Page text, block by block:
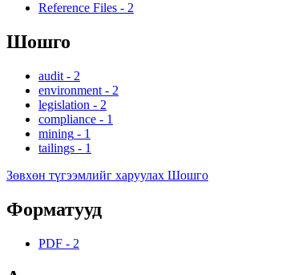
Reference Files - 2
Шошго
audit - 2
environment - 2
legislation - 2
compliance - 1
mining - 1
tailings - 1
Зөвхөн түгээмлийг харуулах Шошго
Форматууд
PDF - 2